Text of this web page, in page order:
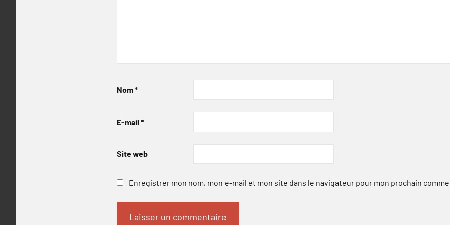
Nom*
E-mail *
Site web
Enregistrer mon nom, mon e-mail et mon site dans le navigateur pour mon prochain